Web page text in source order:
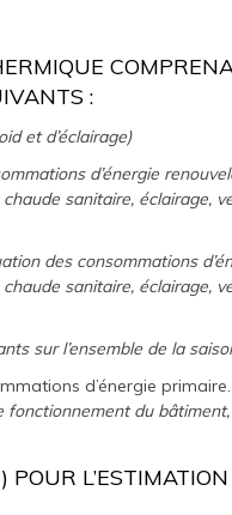
:
et d’éclairage)
d’énergie
sanitaire, éclairage,
des consommations
sanitaire, éclairage,
sur l’ensemble de la
d’énergie
du
POUR